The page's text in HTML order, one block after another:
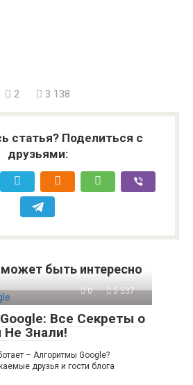
2 3 138
статья? Поделиться с
друзьями:
быть интересно
0 5 537
Все Секреты о
Знали!
– Алгоритмы Google?
друзья и гости блога